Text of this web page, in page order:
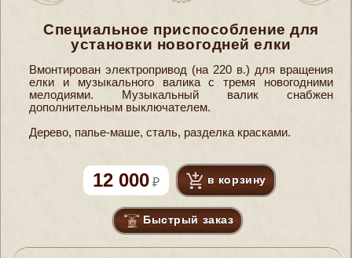
Специальное приспособление для
установки новогодней елки
Вмонтирован электропривод (на 220 в.) для вращения
елки и музыкального валика с тремя новогодними
мелодиями. Музыкальный валик снабжен
дополнительным выключателем.
Дерево, папье-маше, сталь, разделка красками.
12 000 в корзину
Быстрый заказ